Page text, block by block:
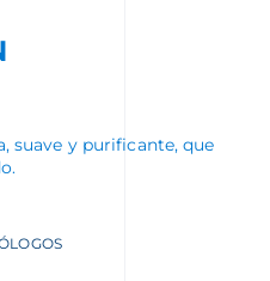
suave y purificante, que